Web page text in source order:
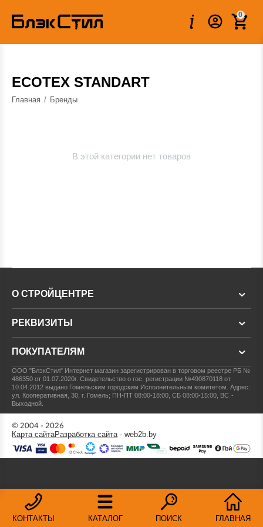
0
ECOTEX STANDART
Главная / Бренды
В этой категории нет товаров
КОНТАКТЫ КАТАЛОГ ПОИСК ГЛАВНАЯ
О СТРОЙЦЕНТРЕ
РЕКВИЗИТЫ
ПОКУПАТЕЛЯМ
ООО "БлэкСтил" Интернет магазин зарегистрирован в торговом реестре РБ №
486350 от 01.07.2020г.Свидетельство о гос. регистрации №490870118 от
10.04.2012 выдано Гомельским городским Исполнительным комитетом.Адрес:
ул. Кооперативная, 30, г. Гомель; ПН-ПТ 08:00-18:00, СБ 08:00-15:00, ВС -
Выходной.
© 2004 - 2026
Карта сайтаРазработка сайта- web2b.by